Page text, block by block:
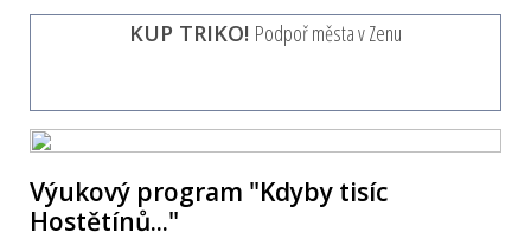
KUP TRIKO! Podpoř města v Zenu
Výukový program "Kdyby tisíc
Hostětínů..."